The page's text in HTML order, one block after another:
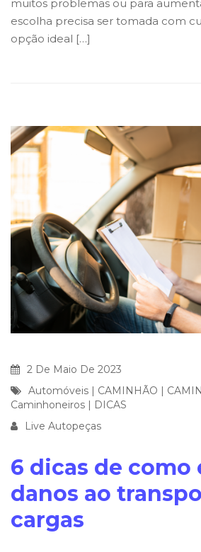
muitos problemas ou para
escolha precisa ser tomada com
opção ideal […]
2 De Maio De 2023
Automóveis | CAMINHÃO |
Caminhoneiros | DICAS
Live Autopeças
6 dicas de como
danos ao
cargas